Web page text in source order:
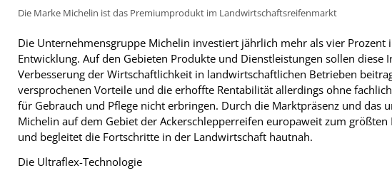
Die Marke Michelin ist das Premiumprodukt im Landwirtschaftsreifenmarkt
Die Unternehmensgruppe Michelin investiert jährlich mehr als vier Prozent
Entwicklung. Auf den Gebieten Produkte und Dienstleistungen sollen diese
Verbesserung der Wirtschaftlichkeit in landwirtschaftlichen Betrieben
versprochenen Vorteile und die erhoffte Rentabilität allerdings ohne
für Gebrauch und Pflege nicht erbringen. Durch die Marktpräsenz und das
Michelin auf dem Gebiet der Ackerschlepperreifen europaweit zum
und begleitet die Fortschritte in der Landwirtschaft hautnah.
Die Ultraflex-Technologie